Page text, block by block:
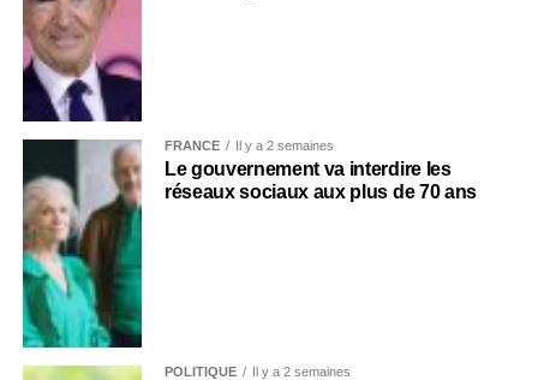
FRANCE Il y a 2 semaines
Le gouvernement va interdire les
réseaux sociaux aux plus de 70 ans
POLITIQUE Il y a 2 semaines